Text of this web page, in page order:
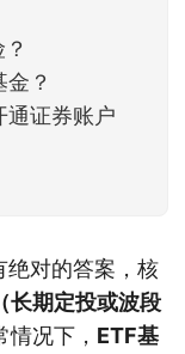
？
通证券账户
绝对的答案，核
长期定投或波段
情况下， ETF基